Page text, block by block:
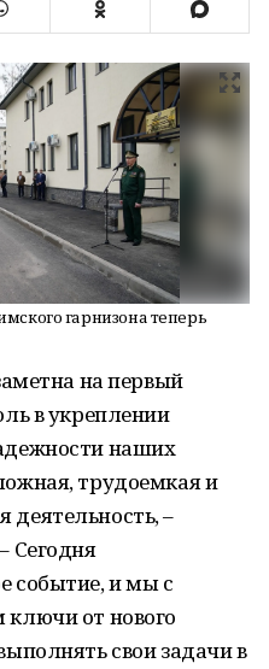
гарнизона теперь
на первый
в укреплении
наших
трудоемкая и
деятельность, –
Сегодня
событие, и мы с
ключи от нового
свои задачи в